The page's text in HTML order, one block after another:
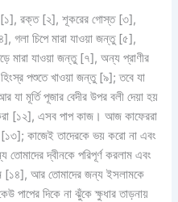
[১], রক্ত [২], শূকরের গোস্ত [৩],
গলা চিপে মারা যাওয়া জন্তু [৫],
মারা যাওয়া জন্তু [৭], অন্য প্রাণীর
পশুতে খাওয়া জন্তু [৯]; তবে যা
মূর্তি পূজার বেদীর উপর বলী দেয়া হয়
[১২], এসব পাপ কাজ। আজ কাফেররা
[১৩]; কাজেই তাদেরকে ভয় করো না এবং
দ্বীনকে পরিপূর্ণ করলাম এবং
[১৪], আর তোমাদের জন্য ইসলামকে
পাপের দিকে না ঝুঁকে ক্ষুধার তাড়নায়